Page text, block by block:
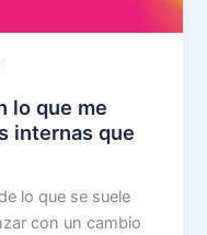
lo que me
internas que
lo que se suele
con un cambio